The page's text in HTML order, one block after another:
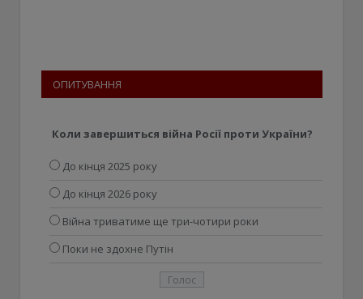
ОПИТУВАННЯ
Коли завершиться війна Росії проти України?
До кінця 2025 року
До кінця 2026 року
Війна триватиме ще три-чотири роки
Поки не здохне Путін